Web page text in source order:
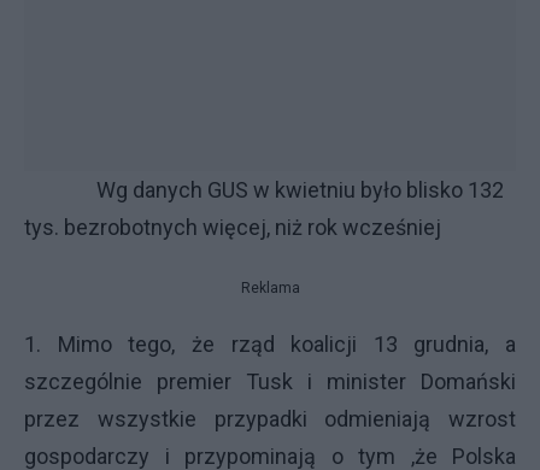
Wg danych GUS w kwietniu było blisko 132
tys. bezrobotnych więcej, niż rok wcześniej
Reklama
1. Mimo tego, że rząd koalicji 13 grudnia, a
szczególnie premier Tusk i minister Domański
przez wszystkie przypadki odmieniają wzrost
gospodarczy i przypominają o tym ,że Polska